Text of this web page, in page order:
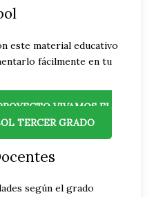
este material educativo
fácilmente en tu
VIVAMOS EL
TERCER GRADO
según el grado